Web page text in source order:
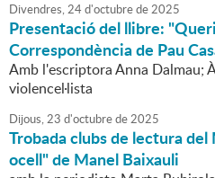
Divendres,24d'octubrede2025
Presentació del llibre:
Correspondència de Pau
Amb l'escriptora Anna Dalmau;
violencel·lista
Dijous,23 d'octubrede2025
Trobada clubs de lectura
ocell" de Manel Baixauli